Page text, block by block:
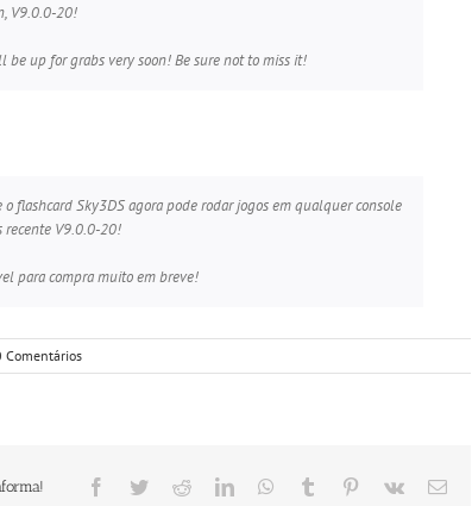
V9.0.0-20!
up for grabs very soon! Be sure not to miss it!
flashcard Sky3DS agora pode rodar jogos em qualquer console
recente V9.0.0-20!
para compra muito em breve!
Comentários
Facebook
TwitterRedditLinkedInWhatsApp
Tumblr Pinterest
Vk
E-